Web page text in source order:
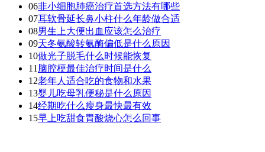
06非小细胞肺癌治疗首选方法有哪些
07耳软骨延长鼻小柱什么年龄做合适
08男生上大便出血应该怎么治疗
09天冬氨酸转氨酶偏低是什么原因
10做光子脱毛什么时候能恢复
11 脑腔梗最佳治疗时间是什么
12老年人适合吃的食物和水果
13婴儿吃母乳便秘是什么原因
14经期吃什么瘦身最快最有效
15早上吃甜食胃酸烧心怎么回事